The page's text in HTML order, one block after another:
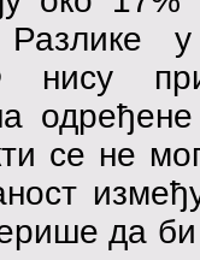
Разлике
нису
се не
да